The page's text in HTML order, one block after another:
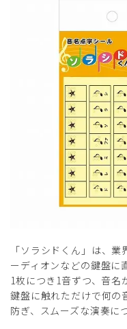
「ソラシドくん」は、
ーディオンなどの鍵盤に
1枚につき1音ずつ、音名
鍵盤に触れただけで何の
防ぎ、スムーズな演奏に